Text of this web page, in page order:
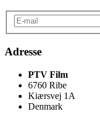
Adresse
PTV Film
6760 Ribe
Kiærsvej 1A
Denmark